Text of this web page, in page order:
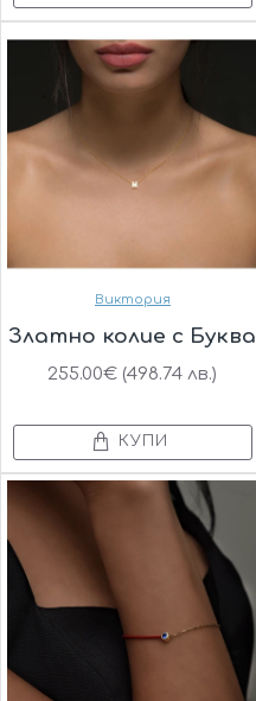
Виктория
Златно колие с Буква
255.00€ (498.74 лв.)
КУПИ